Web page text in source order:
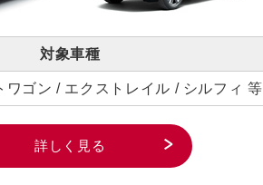
対象車種
ゴン / エクストレイル / シルフィ 等
詳しく見る